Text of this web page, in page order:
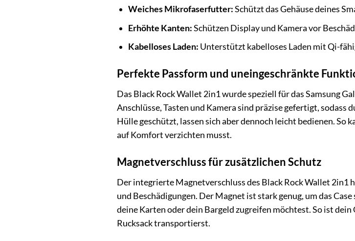
Weiches Mikrofaserfutter:Schützt das Gehäuse deines
Erhöhte Kanten:Schützen Display und Kamera vor
Kabelloses Laden: Unterstützt kabelloses Laden mit Qi-
Perfekte Passform und uneingeschränkte
Das Black Rock Wallet 2in1 wurde speziell für das Samsung
Anschlüsse, Tasten und Kamera sind präzise gefertigt,
Hülle geschützt, lassen sich aber dennoch leicht bedienen. So
auf Komfort verzichten musst.
Magnetverschluss für zusätzlichen Schutz
Der integrierte Magnetverschluss des Black Rock Wallet 2in1
und Beschädigungen. Der Magnet ist stark genug, um das
deine Karten oder dein Bargeld zugreifen möchtest. So ist
Rucksack transportierst.